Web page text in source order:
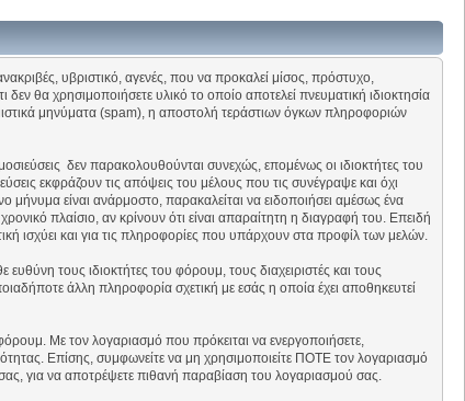
υβριστικό, αγενές, που να προκαλεί μίσος, πρόστυχο,
θα χρησιμοποιήσετε υλικό το οποίο αποτελεί πνευματική ιδιοκτησία
μηνύματα (spam), η αποστολή τεράστιων όγκων πληροφοριών
δεν παρακολουθούνται συνεχώς, επομένως οι ιδιοκτήτες του
εκφράζουν τις απόψεις του μέλους που τις συνέγραψε και όχι
μήνυμα είναι ανάρμοστο, παρακαλείται να ειδοποιήσει αμέσως ένα
πλαίσιο, αν κρίνουν ότι είναι απαραίτητη η διαγραφή του. Επειδή
ισχύει και για τις πληροφορίες που υπάρχουν στα προφίλ των μελών.
τους ιδιοκτήτες του φόρουμ, τους διαχειριστές και τους
άλλη πληροφορία σχετική με εσάς η οποία έχει αποθηκευτεί
Με τον λογαριασμό που πρόκειται να ενεργοποιήσετε,
Επίσης, συμφωνείτε να μη χρησιμοποιείτε ΠΟΤΕ τον λογαριασμό
για να αποτρέψετε πιθανή παραβίαση του λογαριασμού σας.